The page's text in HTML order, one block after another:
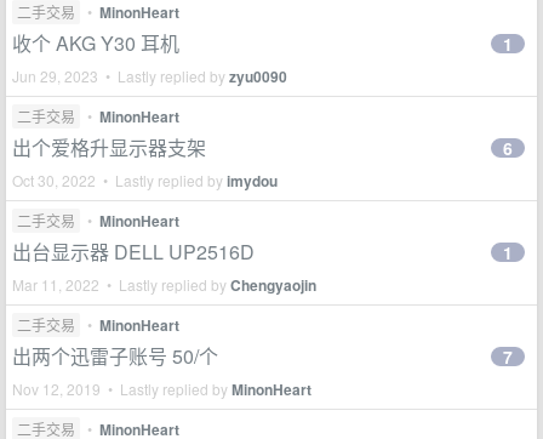
二手交易
• MinonHeart
收个 AKG Y30 耳机
Jun 29, 2023 • Lastly replied byzyu0090
1
二手交易 • MinonHeart
出个爱格升显示器支架
Oct 30, 2022 • Lastly replied byimydou
6
二手交易 • MinonHeart
出台显示器 DELL UP2516D
Mar 11, 2022 • Lastly replied byChengyaojin
1
二手交易 • MinonHeart
出两个迅雷子账号 50/个
Nov 12, 2019 • Lastly replied byMinonHeart
7
二手交易 • MinonHeart